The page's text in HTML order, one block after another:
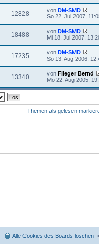
r
g
t
r
t
r
g
s
t
r
t
r
a
g
12828 von DM-SMD
N
s
t
i
t
r
So 22. Jul 2007,
18488 von DM-SMD
N
s
t
e
r
e
t
r
Mi 18. Jul 2007,
17235 von DM-SMD
N
e
e
s
t
B
e
So 13. Aug 2006,
13340 von Flieger Bernd
Mo 22. Aug 2005,
Themen als gelesen
Alle Cookies des Boards löschen